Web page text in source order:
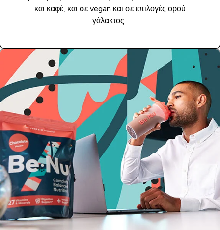
και καφέ, και σε vegan και σε επιλογές ορού
γάλακτος.